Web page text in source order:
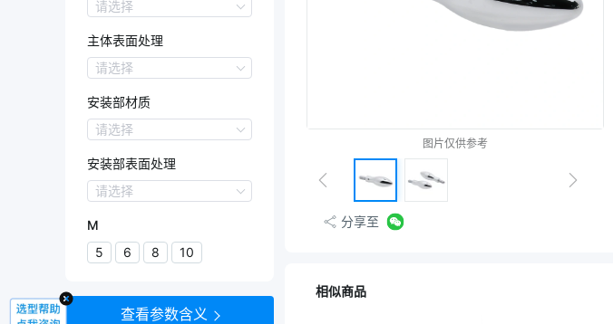
主体材质
SS400
请选择
主体表面处理
主体表面处理
镀亮铬
请选择
安装部材质
安装部材质
SS400
请选择
安装部表面处理
安装部表面处理
镀亮铬
请选择
M
5
6 8 10
查看参数含义
图片仅供参考
分享至
相似商品